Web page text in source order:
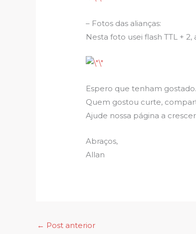
– Fotos das alianças:
Nesta foto usei flash TTL +
Espero que tenham gostado.
Quem gostou curte,
Ajude nossa página a
Abraços,
Allan
← Post anterior